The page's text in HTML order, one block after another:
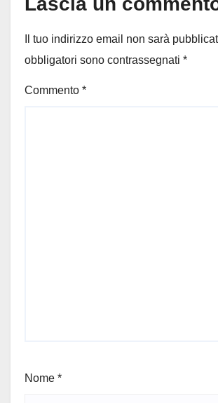
Il tuo indirizzo email non sarà
obbligatori sono contrassegnati *
Commento *
Nome *